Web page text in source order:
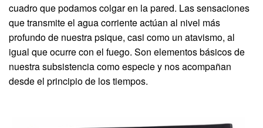
cuadro que podamos colgar en la pared. Las sensaciones
que transmite el agua corriente actúan al nivel más
profundo de nuestra psique, casi como un atavismo, al
igual que ocurre con el fuego. Son elementos básicos de
nuestra subsistencia como especie y nos acompañan
desde el principio de los tiempos.